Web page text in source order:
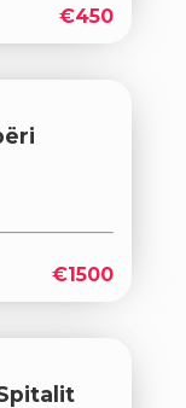
€450
€1500